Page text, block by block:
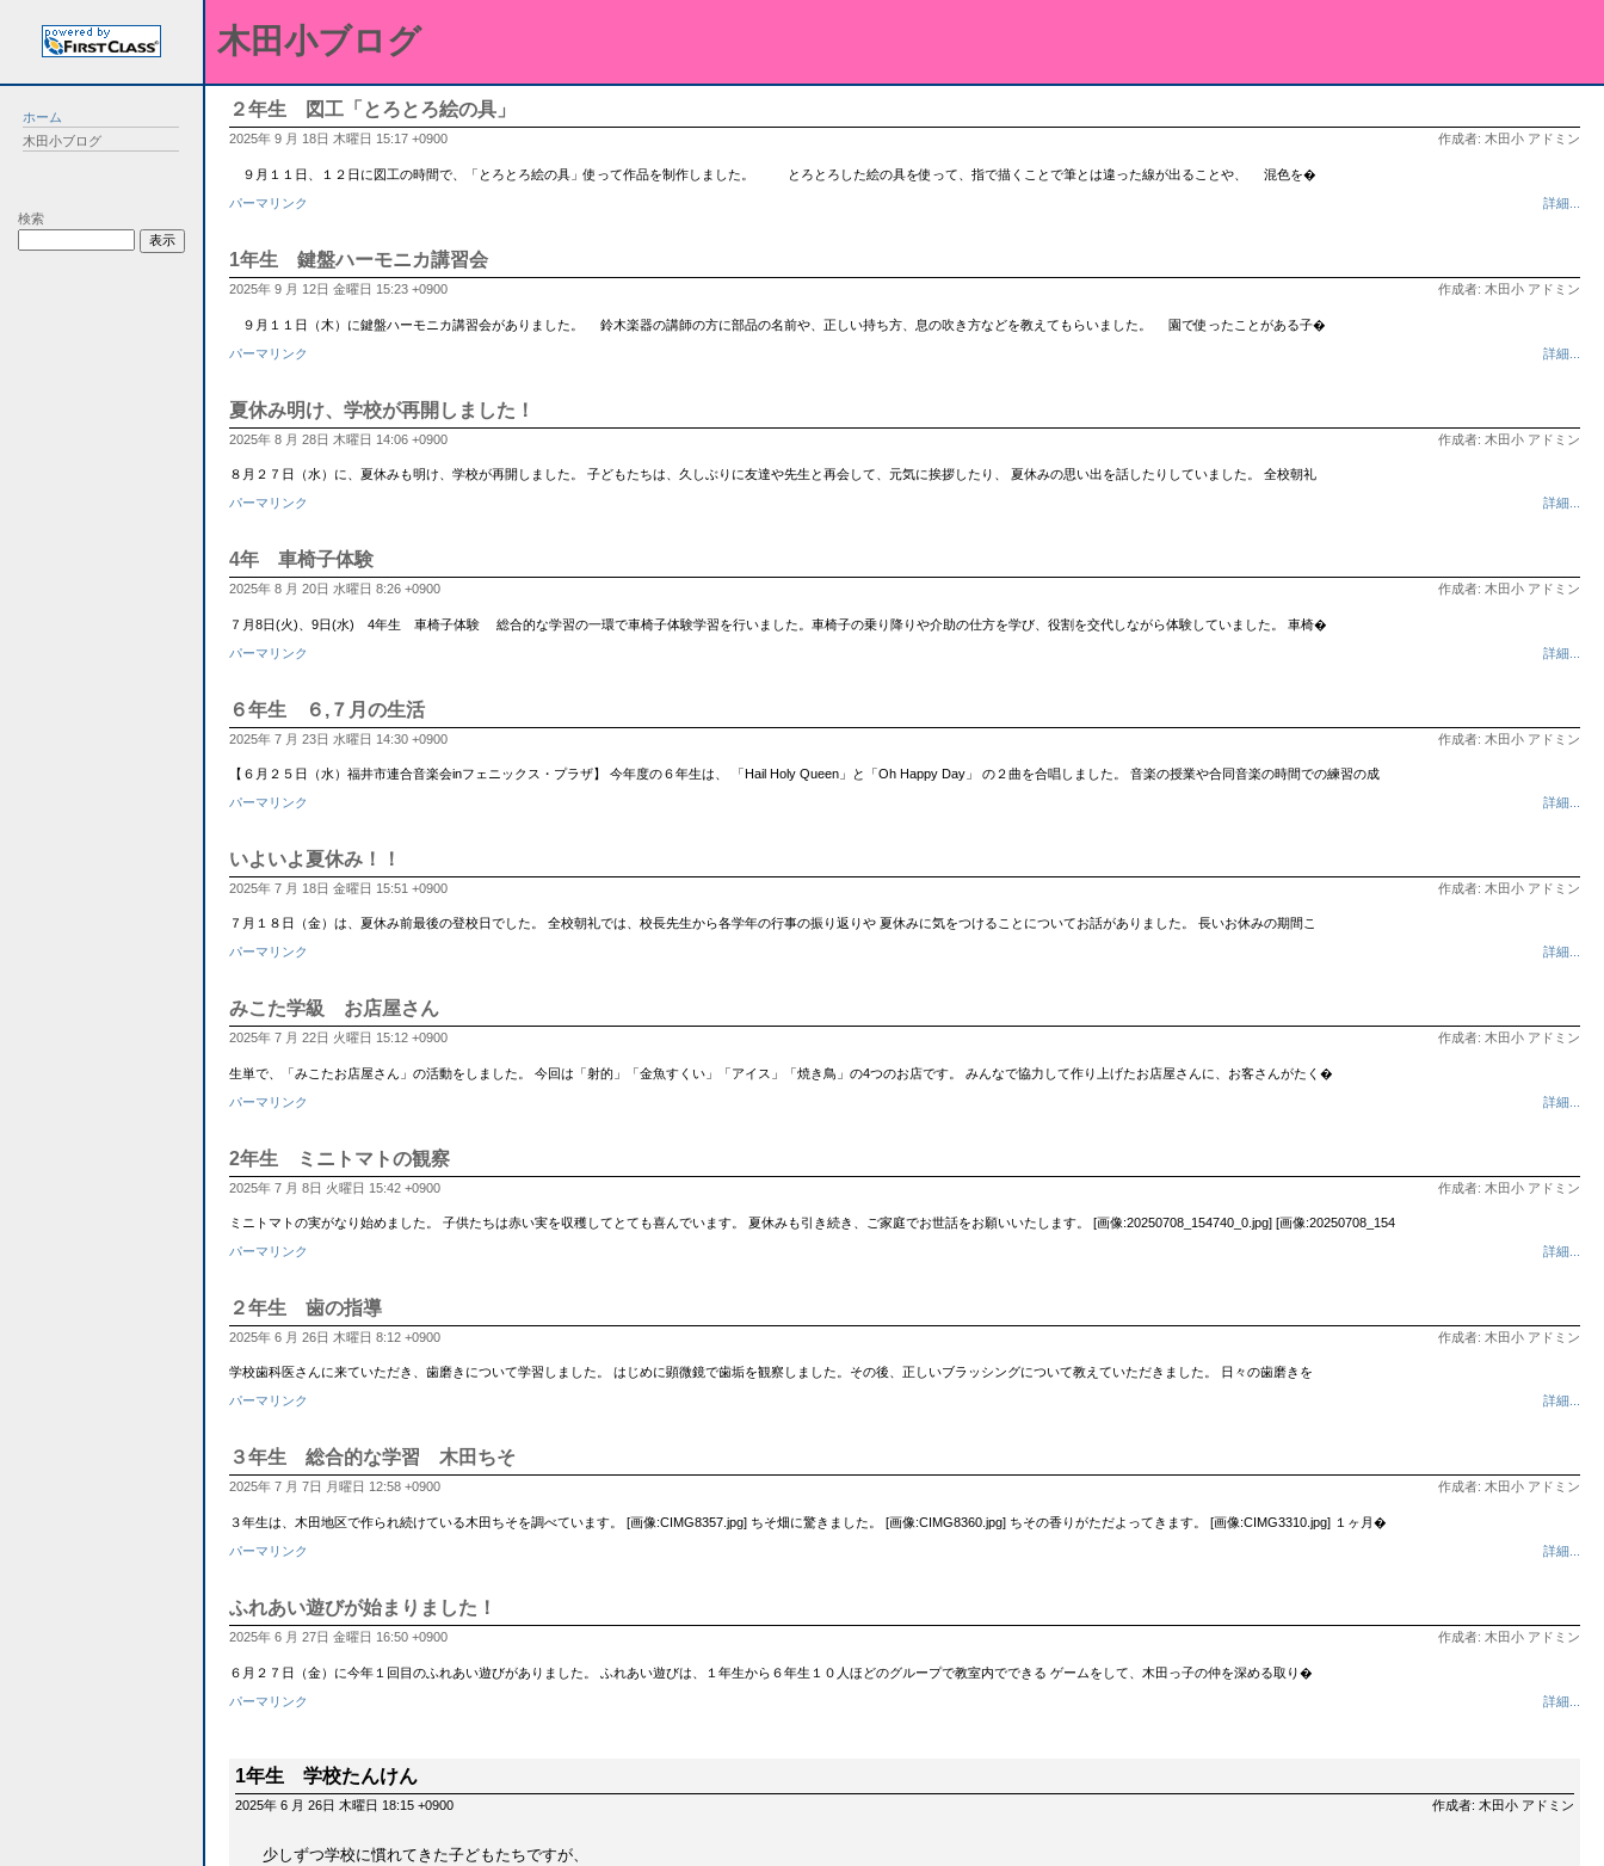
ホーム
木田小ブログ
検索
木田小ブログ
２年生 図工「とろとろ絵の具」
2025年 9 月 18日 木曜日 15:17 +0900 作成者: 木田小 アドミン
９月１１日、１２日に図工の時間で、「とろとろ絵の具」使って作品を制作しました。 とろとろした絵の具を使って、指で描くことで筆とは違った線が出ることや、 混色を�
パーマリンク
詳細...
1年生 鍵盤ハーモニカ講習会
2025年 9 月 12日 金曜日 15:23 +0900 作成者: 木田小 アドミン
９月１１日（木）に鍵盤ハーモニカ講習会がありました。 鈴木楽器の講師の方に部品の名前や、正しい持ち方、息の吹き方などを教えてもらいました。 園で使ったことがある子�
パーマリンク
詳細...
夏休み明け、学校が再開しました！
2025年 8 月 28日 木曜日 14:06 +0900 作成者: 木田小 アドミン
８月２７日（水）に、夏休みも明け、学校が再開しました。 子どもたちは、久しぶりに友達や先生と再会して、元気に挨拶したり、 夏休みの思い出を話したりしていました。 全校朝礼
パーマリンク
詳細...
4年 車椅子体験
2025年 8 月 20日 水曜日 8:26 +0900 作成者: 木田小 アドミン
７月8日(火)、9日(水) 4年生 車椅子体験 総合的な学習の一環で車椅子体験学習を行いました。車椅子の乗り降りや介助の仕方を学び、役割を交代しながら体験していました。 車椅�
パーマリンク
詳細...
６年生 ６,７月の生活
2025年 7 月 23日 水曜日 14:30 +0900 作成者: 木田小 アドミン
【６月２５日（水）福井市連合音楽会inフェニックス・プラザ】 今年度の６年生は、 「Hail Holy Queen」と「Oh Happy Day」 の２曲を合唱しました。 音楽の授業や合同音楽の時間での練習の成
パーマリンク
詳細...
いよいよ夏休み！！
2025年 7 月 18日 金曜日 15:51 +0900 作成者: 木田小 アドミン
７月１８日（金）は、夏休み前最後の登校日でした。 全校朝礼では、校長先生から各学年の行事の振り返りや 夏休みに気をつけることについてお話がありました。 長いお休みの期間こ
パーマリンク
詳細...
みこた学級 お店屋さん
2025年 7 月 22日 火曜日 15:12 +0900 作成者: 木田小 アドミン
生単で、「みこたお店屋さん」の活動をしました。 今回は「射的」「金魚すくい」「アイス」「焼き鳥」の4つのお店です。 みんなで協力して作り上げたお店屋さんに、お客さんがたく�
パーマリンク
詳細...
2年生 ミニトマトの観察
2025年 7 月 8日 火曜日 15:42 +0900 作成者: 木田小 アドミン
ミニトマトの実がなり始めました。 子供たちは赤い実を収穫してとても喜んでいます。 夏休みも引き続き、ご家庭でお世話をお願いいたします。 [画像:20250708_154740_0.jpg] [画像:20250708_154
パーマリンク
詳細...
２年生 歯の指導
2025年 6 月 26日 木曜日 8:12 +0900 作成者: 木田小 アドミン
学校歯科医さんに来ていただき、歯磨きについて学習しました。 はじめに顕微鏡で歯垢を観察しました。その後、正しいブラッシングについて教えていただきました。 日々の歯磨きを
パーマリンク
詳細...
３年生 総合的な学習 木田ちそ
2025年 7 月 7日 月曜日 12:58 +0900 作成者: 木田小 アドミン
３年生は、木田地区で作られ続けている木田ちそを調べています。 [画像:CIMG8357.jpg] ちそ畑に驚きました。 [画像:CIMG8360.jpg] ちその香りがただよってきます。 [画像:CIMG3310.jpg] １ヶ月�
パーマリンク
詳細...
ふれあい遊びが始まりました！
2025年 6 月 27日 金曜日 16:50 +0900 作成者: 木田小 アドミン
６月２７日（金）に今年１回目のふれあい遊びがありました。 ふれあい遊びは、１年生から６年生１０人ほどのグループで教室内でできる ゲームをして、木田っ子の仲を深める取り�
パーマリンク
詳細...
1年生 学校たんけん
2025年 6 月 26日 木曜日 18:15 +0900 作成者: 木田小 アドミン
少しずつ学校に慣れてきた子どもたちですが、